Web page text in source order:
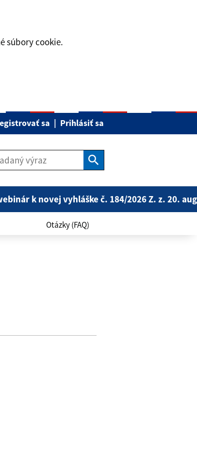
súbory cookie.
sa | Prihlásiť sa
Hľadať
k novej vyhláške č. 184/2026 Z. z. 20.
Otázky (FAQ)